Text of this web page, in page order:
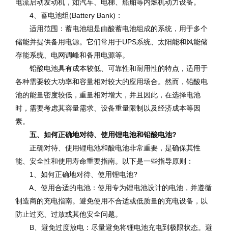
电流启动发动机，如汽车、电梯、船舶等内燃机动力设备。
4、蓄电池组(Battery Bank)：
适用范围：蓄电池组是由酸蓄电池组成的系统，用于多个
储能并提供备用电源。它们常用于UPS系统、太阳能和风能储
存能系统、电网调峰和备用电源等。
铅酸电池具有成本较低、可靠性和耐用性的特点，适用于
各种需要较大功率和容量相对较大的应用场合。然而，铅酸电
池的能量密度较低，重量相对增大，并且因此，在选择电池
时，需要考虑其容量需求、设备重量限制以及经济成本等因
素。
五、如何正确地对待、使用锂电池和铅酸电池?
正确对待、使用锂电池和酸电池非常重要，是确保其性
能、安全性和使用寿命重要指南。以下是一些指导原则：
1、如何正确地对待、使用锂电池?
A、使用合适的电池：使用专为锂电池设计的电池，并遵循
制造商的充电指南。避免使用不合适或低质量的充电设备，以
防止过充、过放或其他安全问题。
B、避免过度放电：尽量避免将锂电池充电到极限状态。避